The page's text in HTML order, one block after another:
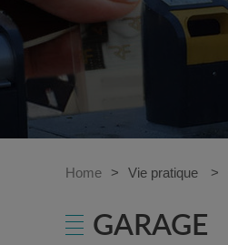
Home Vie pratique
GARAGE